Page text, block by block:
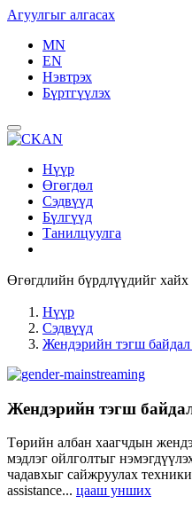
Агуулгыг алгасах
MN
EN
Нэвтрэх
Бүртгүүлэх
Нүүр
Өгөгдөл
Сэдвүүд
Бүлгүүд
Танилцуулга
Өгөгдлийн бүрдлүүдийг хайх
Нүүр
Сэдвүүд
Жендэрийн тэгш байдал
Жендэрийн тэгш
Төрийн албан хаагчдын
мэдлэг ойлголтыг
чадавхыг сайжруулах
assistance... цааш унших